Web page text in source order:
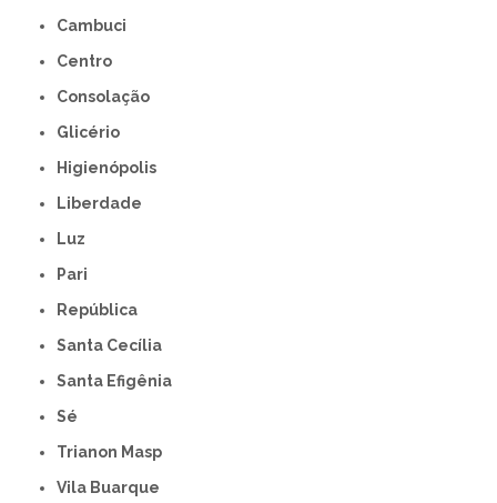
Cambuci
Centro
Consolação
Glicério
Higienópolis
Liberdade
Luz
Pari
República
Santa Cecília
Santa Efigênia
Sé
Trianon Masp
Vila Buarque